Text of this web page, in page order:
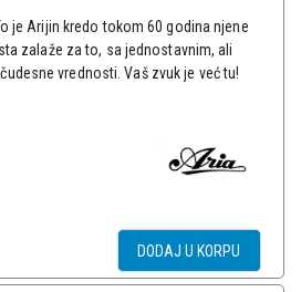
je Arijin kredo tokom 60 godina njene
zalaže za to, sa jednostavnim, ali
vrednosti. Vaš zvuk je već tu!
DODAJ U KORPU